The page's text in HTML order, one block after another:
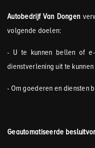
Autobedrijf Van Dongen
volgende doelen:
- U te kunnen bellen of
dienstverlening uit te
- Om goederen en diensten
Geautomatiseerde